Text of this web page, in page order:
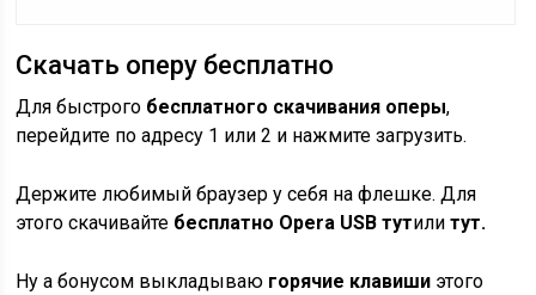
Скачать оперу бесплатно
Для быстрого бесплатного скачивания оперы,
перейдите по адресу 1 или 2 и нажмите загрузить.
Держите любимый браузер у себя на флешке. Для
этого скачивайте бесплатно Opera USB тутилитут.
Ну а бонусом выкладываю горячие клавиши этого